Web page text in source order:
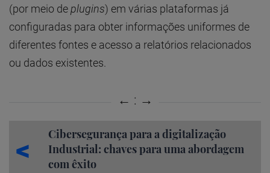
(por meio deplugins) em várias plataformas já
configuradas para obter informações uniformes de
diferentes fontes e acesso a relatórios relacionados
ou dados existentes.
Cibersegurança para a digitalização
Industrial: chaves para uma abordagem
com êxito